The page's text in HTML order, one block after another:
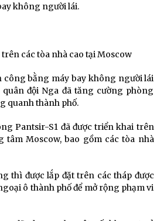
không người lái.
các tòa nhà cao tại Moscow
công bằng máy bay không người lái
đội Nga đã tăng cường phòng
quanh thành phố.
Pantsir-S1 đã được triển khai trên
tâm Moscow, bao gồm các tòa nhà
thì được lắp đặt trên các tháp được
ô thành phố để mở rộng phạm vi